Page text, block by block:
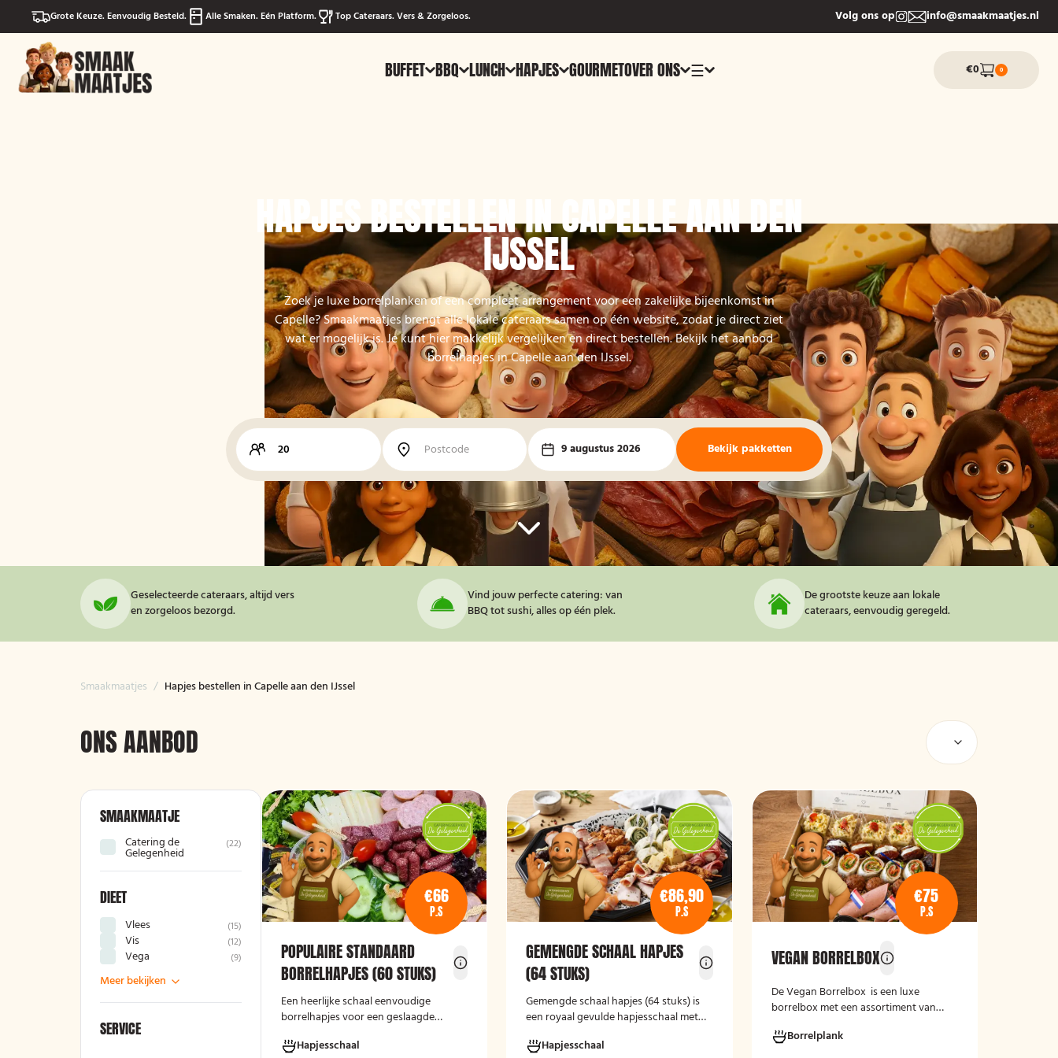
Grote Keuze. Eenvoudig Besteld. Alle Smaken. Eén Platform. Top Cateraars. Vers & Zorgeloos. Volg ons op info@smaakmaatjes.nl
BUFFET BBQ LUNCH HAPJES GOURMETOVER ONS ☰ €0 0
HAPJES BESTELLEN IN CAPELLE AAN DEN
IJSSEL
Zoek je luxe borrelplanken of een compleet arrangement voor een zakelijke bijeenkomst in
Capelle? Smaakmaatjes brengt alle lokale cateraars samen op één website, zodat je direct ziet
wat er mogelijk is. Je kunt hier makkelijk vergelijken en direct bestellen. Bekijk het aanbod
borrelhapjes in Capelle aan den IJssel.
9 augustus 2026 Bekijk pakketten
Geselecteerde cateraars, altijd vers
en zorgeloos bezorgd.
Vind jouw perfecte catering: van
BBQ tot sushi, alles op één plek.
De grootste keuze aan lokale
cateraars, eenvoudig geregeld.
Smaakmaatjes / Hapjes bestellen in Capelle aan den IJssel
ONS AANBOD
SMAAKMAATJE
Catering de
Gelegenheid
(22)
DIEET
Vlees (15)
Vis (12)
Vega (9)
Meer bekijken
SERVICE
€66
P.S
POPULAIRE STANDAARD
BORRELHAPJES (60 STUKS)
Een heerlijke schaal eenvoudige
borrelhapjes voor een geslaagde
Hapjesschaal
€86,90
P.S
GEMENGDE SCHAAL HAPJES
(64 STUKS)
Gemengde schaal hapjes (64 stuks)is
een royaal gevulde hapjesschaal met
borrelhapjes. De schaal biedt voor ieder
Hapjesschaal
€75
P.S
VEGAN BORRELBOX
DeVegan Borrelbox is een luxe
borrelbox met een assortiment van
hapjes. De box bevat onder andere
Borrelplank